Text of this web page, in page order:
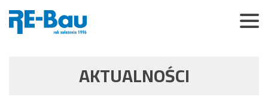
AKTUALNOŚCI